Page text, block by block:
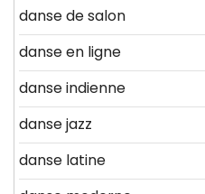
danse de salon
danse en ligne
danse indienne
danse jazz
danse latine